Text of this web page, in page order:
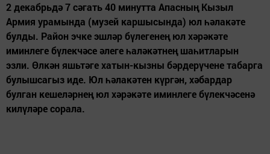
2 декабрьдә 7 сәгать 40 минутта Апасның Кызыл
Армия урамында (музей каршысында) юл һәлакәте
булды. Район эчке эшләр бүлегенең юл хәрәкәте
иминлеге бүлекчәсе әлеге һаләкәтнең шаһитларын
эзли. Өлкән яшьтәге хатын-кызны бәрдерүчене табарга
булышсагыз иде. Юл һәлакәтен күргән, хәбардар
булган кешеләрнең юл хәрәкәте иминлеге бүлекчәсенә
килүләре сорала.